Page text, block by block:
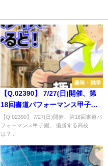
趣味・雑学
【Q.02390】 7/27(日)開催、第
18回書道パフォーマンス甲子
園。 優勝する高校は？
【Q.02390】 7/27(日)開催、第18回書道パ
フォーマンス甲子園。 優勝する高校
は？...